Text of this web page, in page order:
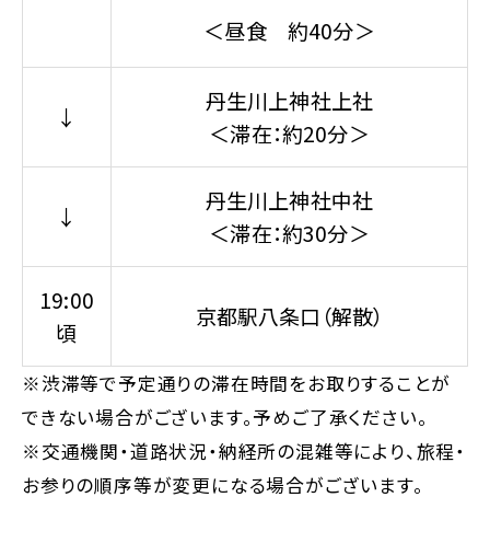
＜昼食 約40分＞
↓
丹生川上神社上社
＜滞在：約20分＞
↓
丹生川上神社中社
＜滞在：約30分＞
19:00
頃
京都駅八条口（解散）
※渋滞等で予定通りの滞在時間をお取りすることが
できない場合がございます。予めご了承ください。
※交通機関・道路状況・納経所の混雑等により、旅程・
お参りの順序等が変更になる場合がございます。